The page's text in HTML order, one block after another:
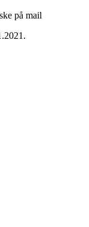
på mail